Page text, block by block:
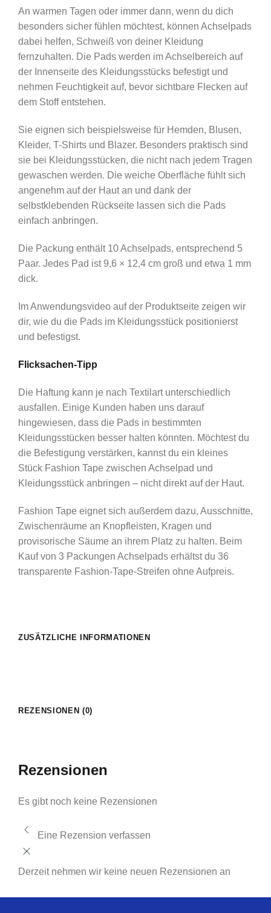
An warmen Tagen oder immer dann, wenn du dich
besonders sicher fühlen möchtest, können Achselpads
dabei helfen, Schweiß von deiner Kleidung
fernzuhalten. Die Pads werden im Achselbereich auf
der Innenseite des Kleidungsstücks befestigt und
nehmen Feuchtigkeit auf, bevor sichtbare Flecken auf
dem Stoff entstehen.
Sie eignen sich beispielsweise für Hemden, Blusen,
Kleider, T-Shirts und Blazer. Besonders praktisch sind
sie bei Kleidungsstücken, die nicht nach jedem Tragen
gewaschen werden. Die weiche Oberfläche fühlt sich
angenehm auf der Haut an und dank der
selbstklebenden Rückseite lassen sich die Pads
einfach anbringen.
Die Packung enthält 10 Achselpads, entsprechend 5
Paar. Jedes Pad ist 9,6 × 12,4 cm groß und etwa 1 mm
dick.
Im Anwendungsvideo auf der Produktseite zeigen wir
dir, wie du die Pads im Kleidungsstück positionierst
und befestigst.
Flicksachen-Tipp
Die Haftung kann je nach Textilart unterschiedlich
ausfallen. Einige Kunden haben uns darauf
hingewiesen, dass die Pads in bestimmten
Kleidungsstücken besser halten könnten. Möchtest du
die Befestigung verstärken, kannst du ein kleines
Stück Fashion Tape zwischen Achselpad und
Kleidungsstück anbringen – nicht direkt auf der Haut.
Fashion Tape eignet sich außerdem dazu, Ausschnitte,
Zwischenräume an Knopfleisten, Kragen und
provisorische Säume an ihrem Platz zu halten. Beim
Kauf von 3 Packungen Achselpads erhältst du 36
transparente Fashion-Tape-Streifen ohne Aufpreis.
ZUSÄTZLICHE INFORMATIONEN
REZENSIONEN (0)
Rezensionen
Es gibt noch keine Rezensionen
Eine Rezension verfassen
Derzeit nehmen wir keine neuen Rezensionen an